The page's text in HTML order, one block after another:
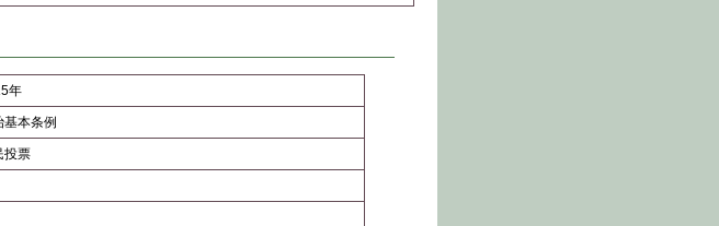
年
基本条例
投票